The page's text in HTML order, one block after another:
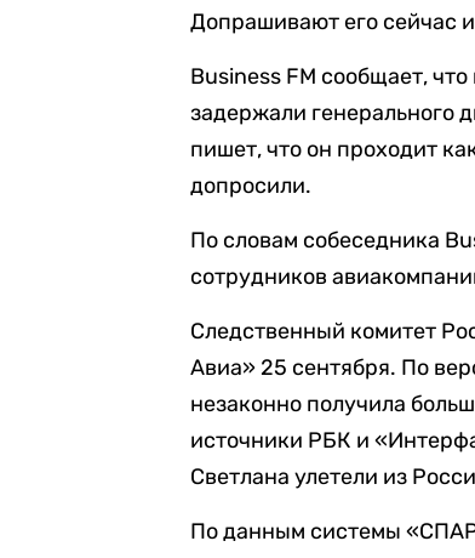
Допрашивают его сейчас
Business FM сообщает,
задержали генерального
пишет, что он проходит
допросили.
По словам собеседника
сотрудников
Следственный комитет
Авиа» 25 сентября. По
незаконно получила
источники РБК и
Светлана улетели из
По данным системы